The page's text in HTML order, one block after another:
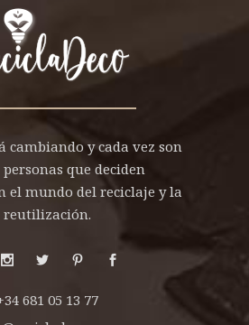
cambiando y cada vez son
que deciden
el mundo del reciclaje y la
reutilización.
681 05 13 77